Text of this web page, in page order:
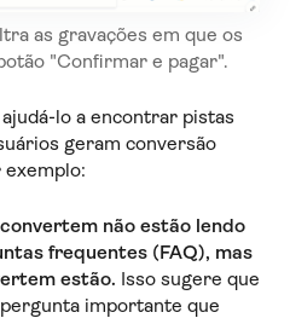
as gravações em que os
"Confirmar e pagar".
lo a encontrar pistas
geram conversão
não estão lendo
frequentes (FAQ), mas
estão. Isso sugere que
importante que